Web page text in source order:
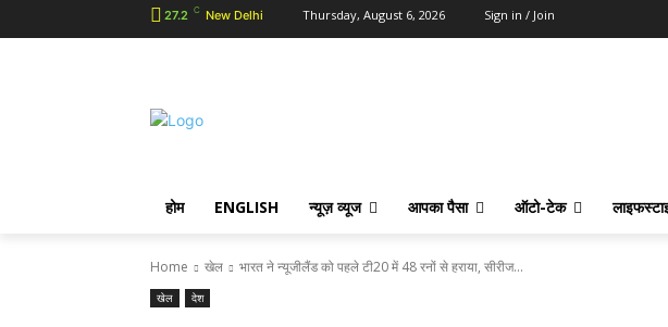
27.2 C New Delhi Thursday, August 6, 2026 Sign in / Join
होम ENGLISH न्यूज़ व्यूज आपका पैसा ऑटो-टेक
Home खेल भारत ने न्यूजीलैंड को पहले टी20 में 48 रनों से हराया, सीरीज...
खेल देश